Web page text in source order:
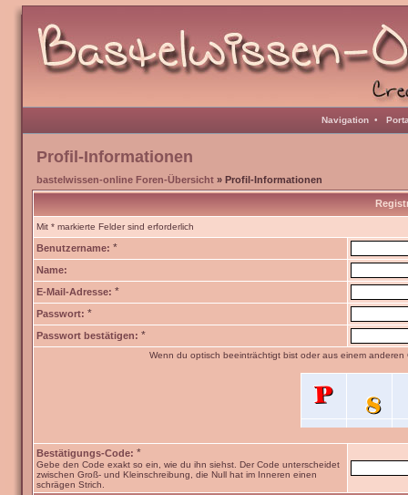
Navigation •
Profil-Informationen
bastelwissen-online Foren-Übersicht » Profil-Informationen
Mit * markierte Felder sind erforderlich
Benutzername: *
Name:
E-Mail-Adresse: *
Passwort: *
Passwort bestätigen: *
Wenn du optisch beeinträchtigt bist oder aus einem
Bestätigungs-Code: *
Gebe den Code exakt so ein, wie du ihn siehst. Der Code unterscheidet
zwischen Groß- und Kleinschreibung, die Null hat im Inneren einen
schrägen Strich.